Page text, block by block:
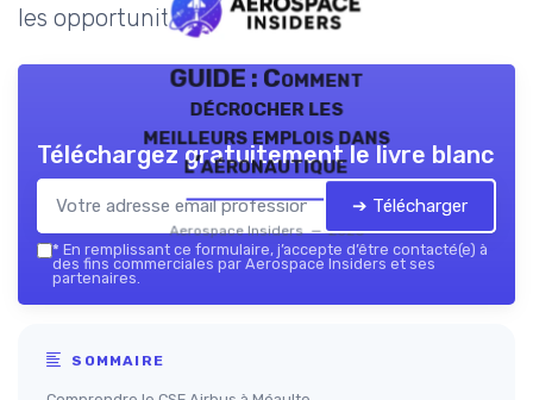
les opportunités uniques.
GUIDE : Comment
décrocher les
meilleurs emplois dans
l’aéronautique
Aerospace Insiders — 2026
Téléchargez gratuitement le livre blanc
➔ Télécharger
* En remplissant ce formulaire, j’accepte d’être contacté(e) à
des fins commerciales par Aerospace Insiders et ses
partenaires.
SOMMAIRE